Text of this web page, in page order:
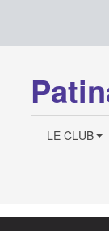
LE CLUB